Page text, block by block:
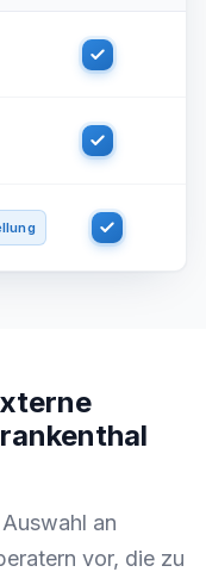
an
vor, die zu